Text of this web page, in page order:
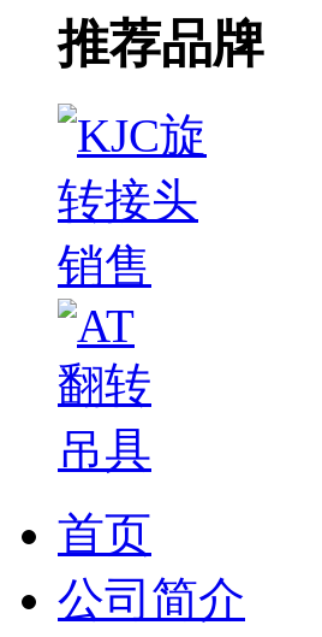
推荐品牌
首页
公司简介